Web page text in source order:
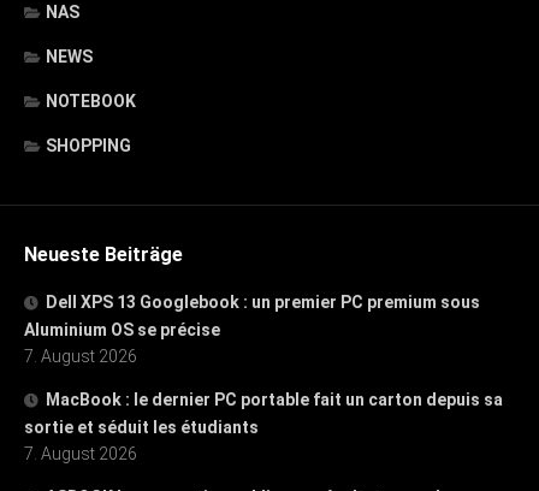
NAS
NEWS
NOTEBOOK
SHOPPING
Neueste Beiträge
Dell XPS 13 Googlebook : un premier PC premium sous
Aluminium OS se précise
7. August 2026
MacBook : le dernier PC portable fait un carton depuis sa
sortie et séduit les étudiants
7. August 2026